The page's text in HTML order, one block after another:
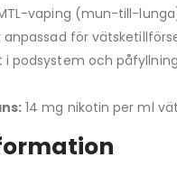
vaping (mun-till-
anpassad för
podsystem och
14 mg nikotin per ml